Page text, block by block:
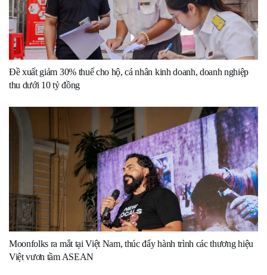
Đề xuất giảm 30% thuế cho hộ, cá nhân kinh doanh, doanh nghiệp
thu dưới 10 tỷ đồng
Moonfolks ra mắt tại Việt Nam, thúc đẩy hành trình các thương hiệu
Việt vươn tầm ASEAN